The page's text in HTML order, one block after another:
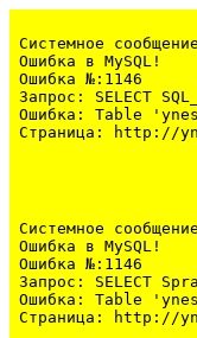
Системное
Ошибка в MySQL!
Ошибка №:1146
Запрос: SELECT
Ошибка: Table
Страница: http://
Системное
Ошибка в MySQL!
Ошибка №:1146
Запрос: SELECT
Ошибка: Table
Страница: http://